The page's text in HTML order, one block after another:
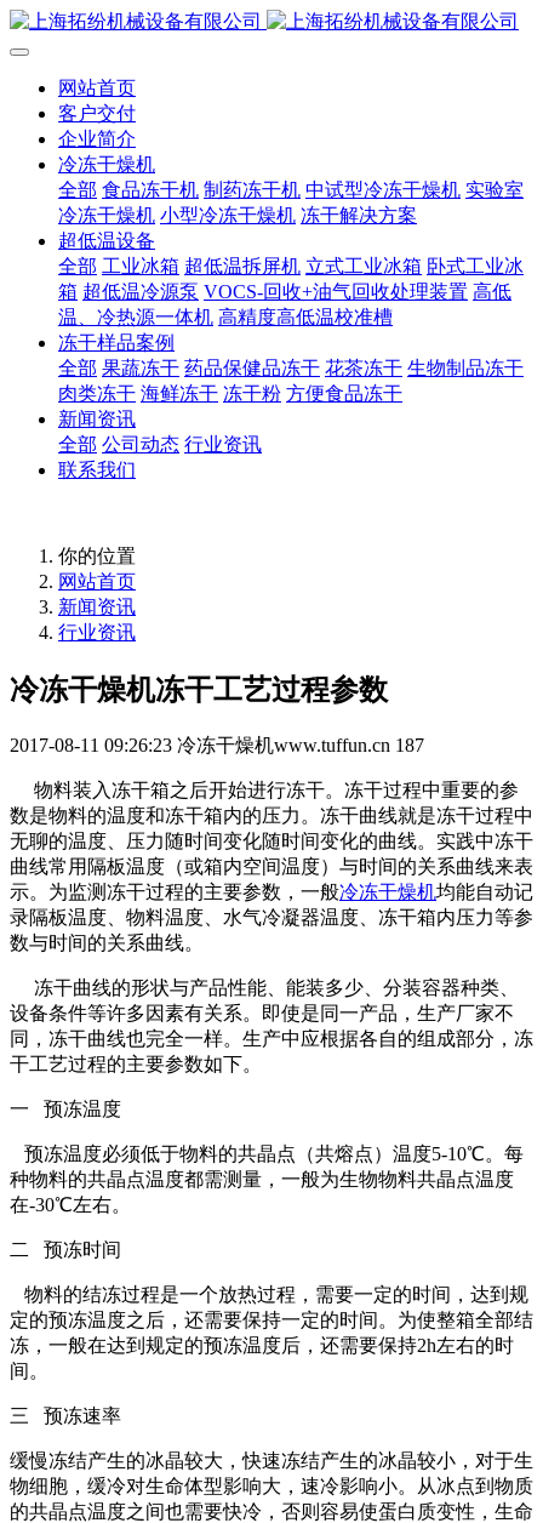
网站首页
客户交付
企业简介
冷冻干燥机
全部 食品冻干机 制药冻干机 中试型冷冻干燥机 实验室
冷冻干燥机 小型冷冻干燥机 冻干解决方案
超低温设备
全部 工业冰箱 超低温拆屏机 立式工业冰箱 卧式工业冰
箱 超低温冷源泵 VOCS-回收+油气回收处理装置 高低
温、冷热源一体机 高精度高低温校准槽
冻干样品案例
全部 果蔬冻干 药品保健品冻干 花茶冻干 生物制品冻干
肉类冻干 海鲜冻干 冻干粉 方便食品冻干
新闻资讯
全部 公司动态 行业资讯
联系我们
你的位置
网站首页
新闻资讯
行业资讯
冷冻干燥机冻干工艺过程参数
2017-08-11 09:26:23 冷冻干燥机www.tuffun.cn 187
物料装入冻干箱之后开始进行冻干。冻干过程中重要的参
数是物料的温度和冻干箱内的压力。冻干曲线就是冻干过程中
无聊的温度、压力随时间变化随时间变化的曲线。实践中冻干
曲线常用隔板温度（或箱内空间温度）与时间的关系曲线来表
示。为监测冻干过程的主要参数，一般冷冻干燥机均能自动记
录隔板温度、物料温度、水气冷凝器温度、冻干箱内压力等参
数与时间的关系曲线。
冻干曲线的形状与产品性能、能装多少、分装容器种类、
设备条件等许多因素有关系。即使是同一产品，生产厂家不
同，冻干曲线也完全一样。生产中应根据各自的组成部分，冻
干工艺过程的主要参数如下。
一 预冻温度
预冻温度必须低于物料的共晶点（共熔点）温度5-10℃。每
种物料的共晶点温度都需测量，一般为生物物料共晶点温度
在-30℃左右。
二 预冻时间
物料的结冻过程是一个放热过程，需要一定的时间，达到规
定的预冻温度之后，还需要保持一定的时间。为使整箱全部结
冻，一般在达到规定的预冻温度后，还需要保持2h左右的时
间。
三 预冻速率
缓慢冻结产生的冰晶较大，快速冻结产生的冰晶较小，对于生
物细胞，缓冷对生命体型影响大，速冷影响小。从冰点到物质
的共晶点温度之间也需要快冷，否则容易使蛋白质变性，生命